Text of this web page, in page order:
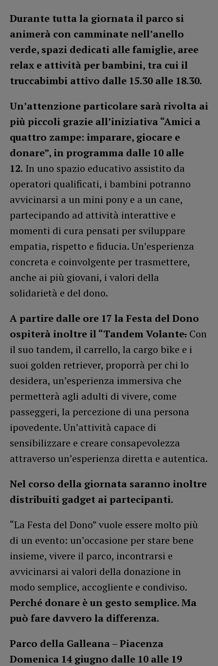
Durante tutta la giornata il parco si
animerà con camminate nell’anello
verde, spazi dedicati alle famiglie, aree
relax e attività per bambini, tra cui il
truccabimbi attivo dalle 15.30 alle 18.30.
Un’attenzione particolare sarà rivolta ai
più piccoli grazie all’iniziativa “Amici a
quattro zampe: imparare, giocare e
donare”, in programma dalle 10 alle
12. In uno spazio educativo assistito da
operatori qualificati, i bambini potranno
avvicinarsi a un mini pony e a un cane,
partecipando ad attività interattive e
momenti di cura pensati per sviluppare
empatia, rispetto e fiducia. Un’esperienza
concreta e coinvolgente per trasmettere,
anche ai più giovani, i valori della
solidarietà e del dono.
A partire dalle ore 17 la Festa del Dono
ospiterà inoltre il “Tandem Volante. Con
il suo tandem, il carrello, la cargo bike e i
suoi golden retriever, proporrà per chi lo
desidera, un’esperienza immersiva che
permetterà agli adulti di vivere, come
passeggeri, la percezione di una persona
ipovedente. Un’attività capace di
sensibilizzare e creare consapevolezza
attraverso un’esperienza diretta e autentica.
Nel corso della giornata saranno inoltre
distribuiti gadget ai partecipanti.
“La Festa del Dono” vuole essere molto più
di un evento: un’occasione per stare bene
insieme, vivere il parco, incontrarsi e
avvicinarsi ai valori della donazione in
modo semplice, accogliente e condiviso.
Perché donare è un gesto semplice. Ma
può fare davvero la differenza.
Parco della Galleana – Piacenza
Domenica 14 giugno dalle 10 alle 19